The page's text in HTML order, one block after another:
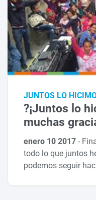
JUNTOS LO
?¡Juntos lo
muchas
enero 10 2017-
todo lo que juntos
podemos seguir